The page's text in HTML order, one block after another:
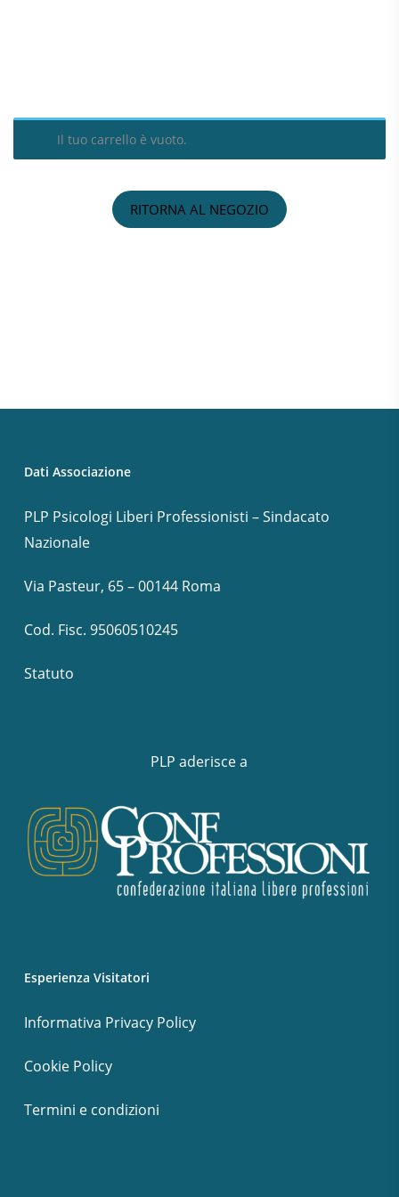
Il tuo carrello è vuoto.
RITORNA AL NEGOZIO
Dati Associazione
PLP Psicologi Liberi Professionisti – Sindacato
Nazionale
Via Pasteur, 65 – 00144 Roma
Cod. Fisc. 95060510245
Statuto
PLP aderisce a
Esperienza Visitatori
Informativa Privacy Policy
Cookie Policy
Termini e condizioni